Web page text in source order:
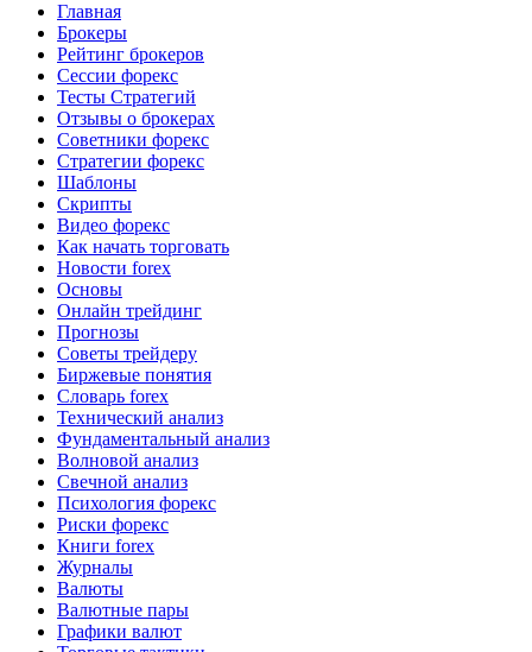
Главная
Брокеры
Рейтинг брокеров
Сессии форекс
Тесты Стратегий
Отзывы о брокерах
Советники форекс
Стратегии форекс
Шаблоны
Скрипты
Видео форекс
Как начать торговать
Новости forex
Основы
Онлайн трейдинг
Прогнозы
Советы трейдеру
Биржевые понятия
Словарь forex
Технический анализ
Фундаментальный анализ
Волновой анализ
Свечной анализ
Психология форекс
Риски форекс
Книги forex
Журналы
Валюты
Валютные пары
Графики валют